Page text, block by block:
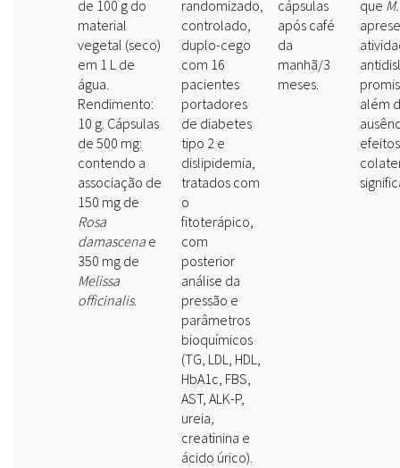
de 100 g do
material
vegetal (seco)
em 1 L de
água.
Rendimento:
10 g. Cápsulas
de 500 mg:
contendo a
associação de
150 mg de
Rosa
damascena e
350 mg de
Melissa
officinalis.
randomizado,
controlado,
duplo-cego
com 16
pacientes
portadores
de diabetes
tipo 2 e
dislipidemia,
tratados com
o
fitoterápico,
com
posterior
análise da
pressão e
parâmetros
bioquímicos
(TG, LDL, HDL,
HbA1c, FBS,
AST, ALK-P,
ureia,
creatinina e
ácido úrico).
cápsulas
após café
da
manhã/3
meses.
que
além
efeitos